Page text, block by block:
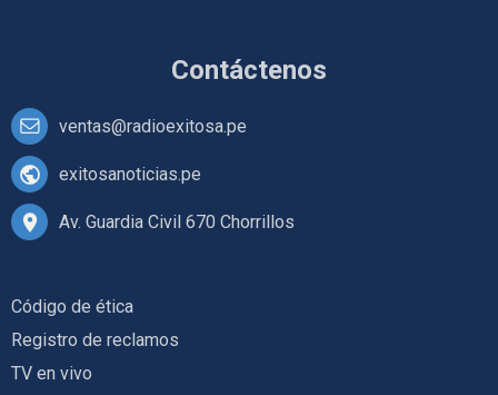
Contáctenos
ventas@radioexitosa.pe
exitosanoticias.pe
Av. Guardia Civil 670 Chorrillos
Código de ética
Registro de reclamos
TV en vivo